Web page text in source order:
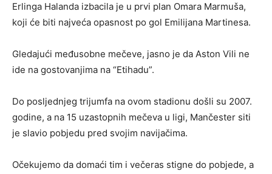
Erlinga Halanda izbacila je u prvi plan Omara Marmuša,
koji će biti najveća opasnost po gol Emilijana Martinesa.
Gledajući međusobne mečeve, jasno je da Aston Vili ne
ide na gostovanjima na “Etihadu”.
Do posljednjeg trijumfa na ovom stadionu došli su 2007.
godine, a na 15 uzastopnih mečeva u ligi, Mančester siti
je slavio pobjedu pred svojim navijačima.
Očekujemo da domaći tim i večeras stigne do pobjede, a